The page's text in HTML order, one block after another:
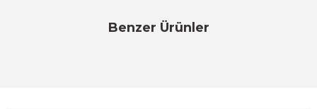
Ürün resmi kalitesiz, bozuk veya görüntülenemiyor.
Sitemize ilk yorumu siz yapın!
Benzer Ürünler